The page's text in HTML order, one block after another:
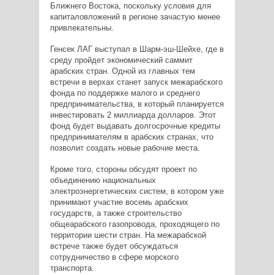
Ближнего Востока, поскольку условия для
капиталовложений в регионе зачастую менее
привлекательны.
Генсек ЛАГ выступал в Шарм-эш-Шейхе, где в
среду пройдет экономический саммит
арабских стран. Одной из главных тем
встречи в верхах станет запуск межарабского
фонда по поддержке малого и среднего
предпринимательства, в который планируется
инвестировать 2 миллиарда долларов. Этот
фонд будет выдавать долгосрочные кредиты
предпринимателям в арабских странах, что
позволит создать новые рабочие места.
Кроме того, стороны обсудят проект по
объединению национальных
электроэнергетических систем, в котором уже
принимают участие восемь арабских
государств, а также строительство
общеарабского газопровода, проходящего по
территории шести стран. На межарабской
встрече также будет обсуждаться
сотрудничество в сфере морского
транспорта.